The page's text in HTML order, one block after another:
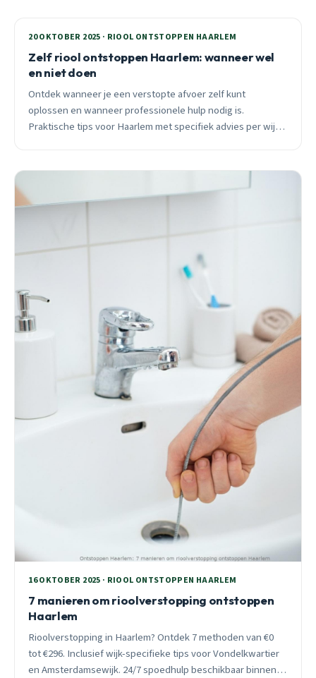
20 OKTOBER 2025 · RIOOL ONTSTOPPEN HAARLEM
Zelf riool ontstoppen Haarlem: wanneer wel
en niet doen
Ontdek wanneer je een verstopte afvoer zelf kunt
oplossen en wanneer professionele hulp nodig is.
Praktische tips voor Haarlem met specifiek advies per wijk
16 OKTOBER 2025 · RIOOL ONTSTOPPEN HAARLEM
7 manieren om rioolverstopping ontstoppen
Haarlem
Rioolverstopping in Haarlem? Ontdek 7 methoden van €0
tot €296. Inclusief wijk-specifieke tips voor Vondelkwartier
en Amsterdamsewijk. 24/7 spoedhulp beschikbaar binnen